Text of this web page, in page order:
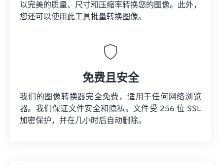
以完美的质量、尺寸和压缩率转换您的图像。此外，
您还可以使用此工具批量转换图像。
免费且安全
我们的图像转换器完全免费，适用于任何网络浏览
器。我们保证文件安全和隐私。文件受 256 位 SSL
加密保护，并在几小时后自动删除。